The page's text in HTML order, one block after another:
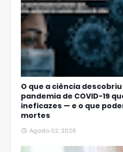
O que a ciência
pandemia de COVID-19
ineficazes — e o que
mortes
Agosto 02, 2026